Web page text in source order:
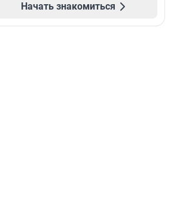
Начать знакомиться